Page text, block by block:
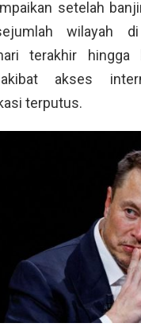
setelah
wilayah
terakhir hingga
akses
terputus.